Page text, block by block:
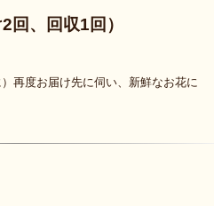
回、回収1回）
再度お届け先に伺い、新鮮なお花に